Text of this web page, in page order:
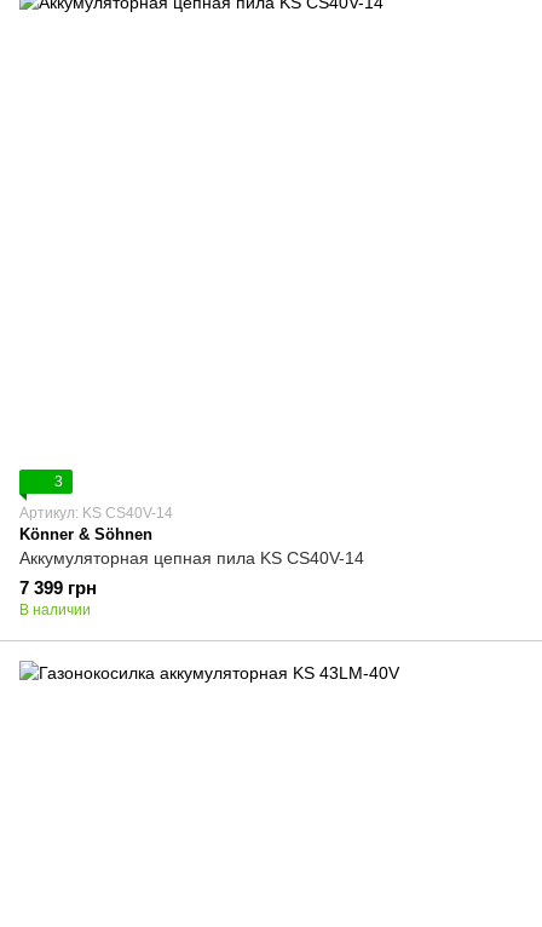
3
Артикул: KS CS40V-14
Könner & Söhnen
Аккумуляторная цепная пила KS CS40V-14
7 399 грн
В наличии